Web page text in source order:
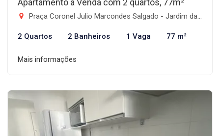
Apartamento à Venda com 2 quartos, 77m²
Praça Coronel Julio Marcondes Salgado - Jardim das Nações, Taubaté-SP
2 Quartos 2 Banheiros 1 Vaga 77 m²
Mais informações